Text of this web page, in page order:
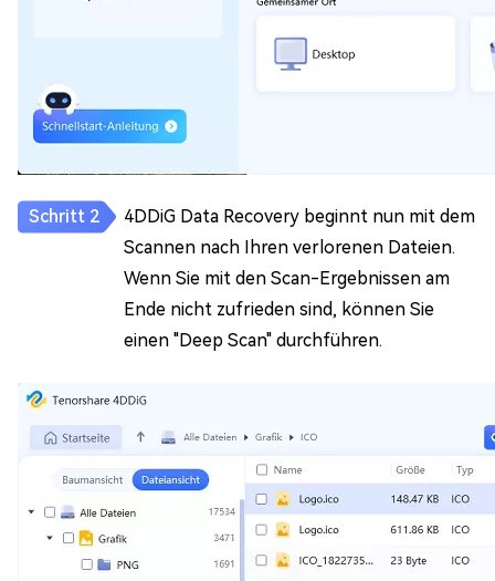
4DDiG Data Recovery beginnt nun mit dem
Scannen nach Ihren verlorenen Dateien.
Wenn Sie mit den Scan-Ergebnissen am
Ende nicht zufrieden sind, können Sie
einen "Deep Scan" durchführen.